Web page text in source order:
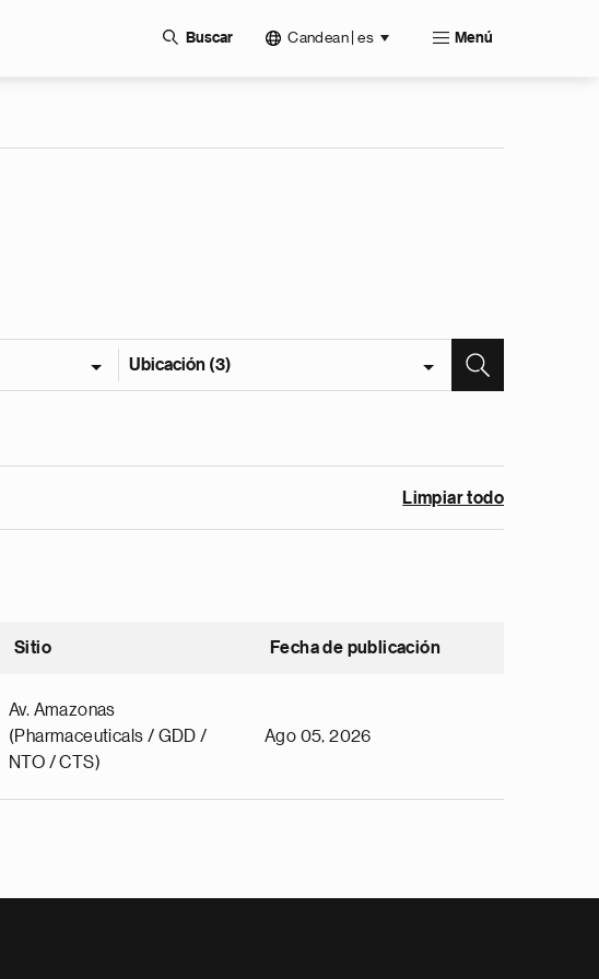
Buscar Candean | es Menú
Ubicación (3)
Limpiar todo
Sitio Fecha de publicación
Av. Amazonas
(Pharmaceuticals / GDD /
NTO / CTS)
Ago 05, 2026